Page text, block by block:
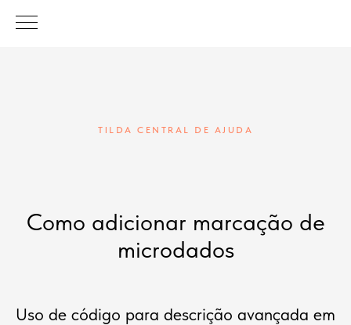
TILDA CENTRAL DE AJUDA
Como adicionar marcação de
microdados
Uso de código para descrição avançada em